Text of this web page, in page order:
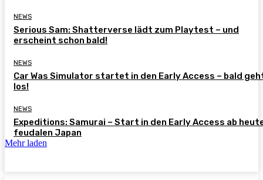
NEWS
Serious Sam: Shatterverse lädt zum Playtest – und
erscheint schon bald!
NEWS
Car Was Simulator startet in den Early Access – bald
los!
NEWS
Expeditions: Samurai – Start in den Early Access ab
feudalen Japan
Mehr laden